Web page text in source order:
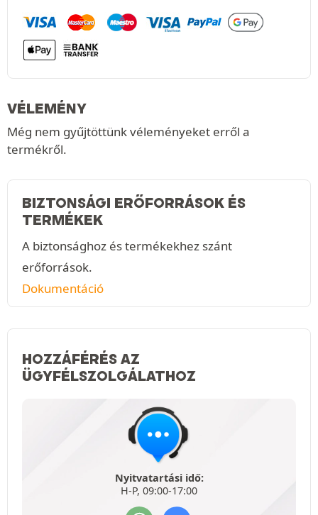
VÉLEMÉNY
Még nem gyűjtöttünk véleményeket erről a
termékről.
BIZTONSÁGI ERŐFORRÁSOK ÉS
TERMÉKEK
A biztonsághoz és termékekhez szánt
erőforrások.
Dokumentáció
HOZZÁFÉRÉS AZ
ÜGYFÉLSZOLGÁLATHOZ
Nyitvatartási idő:
H-P, 09:00-17:00